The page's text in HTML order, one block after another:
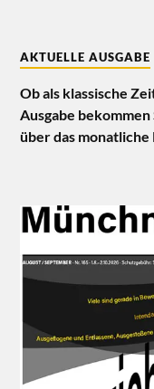
AKTUELLE AUSGABE
Ob als klassische
Ausgabe
über das